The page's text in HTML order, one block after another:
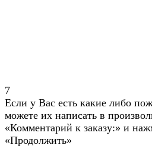
7
Если у Вас есть какие либо
можете их написать в
«Комментарий к заказу:» и
«Продолжить»